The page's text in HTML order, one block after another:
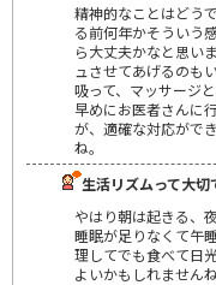
精神的なことはどう
る前何年かそういう
ら大丈夫かなと思い
ュさせてあげるのも
吸って、マッサージ
早めにお医者さんに
が、適確な対応がで
ね。
生活リズムって大切
やはり朝は起きる、
睡眠が足りなくて午
理してでも食べて日
よいかもしれませんね